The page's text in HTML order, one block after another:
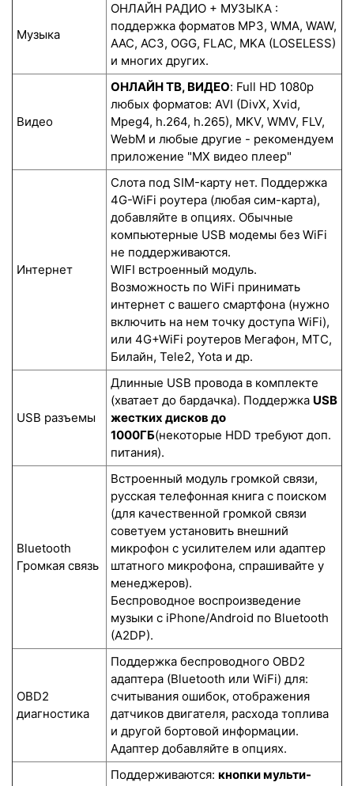
Музыка
ОНЛАЙН РАДИО + МУЗЫКА :
поддержка форматов MP3, WMA, WAW,
AAC, AC3, OGG, FLAC, MKA (LOSELESS)
и многих других.
Видео
ОНЛАЙН ТВ, ВИДЕО: Full HD 1080p
любых форматов: AVI (DivX, Xvid,
Mpeg4, h.264, h.265), MKV, WMV, FLV,
WebM и любые другие - рекомендуем
приложение "MX видео плеер"
Интернет
Слота под SIM-карту нет. Поддержка
4G-WiFi роутера (любая сим-карта),
добавляйте в опциях. Обычные
компьютерные USB модемы без WiFi
не поддерживаются.
WIFI встроенный модуль.
Возможность по WiFi принимать
интернет с вашего смартфона (нужно
включить на нем точку доступа WiFi),
или 4G+WiFi роутеров Мегафон, МТС,
Билайн, Tele2, Yota и др.
USB разъемы
Длинные USB провода в комплекте
(хватает до бардачка). Поддержка USB
жестких дисков до
1000ГБ(некоторые HDD требуют доп.
питания).
Bluetooth
Громкая связь
Встроенный модуль громкой связи,
русская телефонная книга с поиском
(для качественной громкой связи
советуем установить внешний
микрофон с усилителем или адаптер
штатного микрофона, спрашивайте у
менеджеров).
Беспроводное воспроизведение
музыки с iPhone/Android по Bluetooth
(A2DP).
OBD2
диагностика
Поддержка беспроводного OBD2
адаптера (Bluetooth или WiFi) для:
считывания ошибок, отображения
датчиков двигателя, расхода топлива
и другой бортовой информации.
Адаптер добавляйте в опциях.
Поддерживаются: кнопки мульти-